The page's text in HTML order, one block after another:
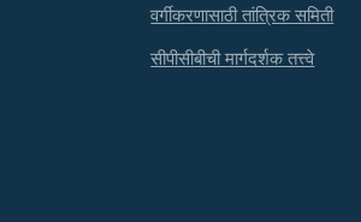
वर्गीकरणासाठी तांत्रिक समिती
सीपीसीबीची मार्गदर्शक तत्त्वे